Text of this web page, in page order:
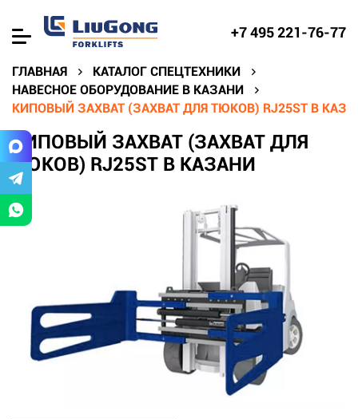
+7 495 221-76-77
ГЛАВНАЯ
КАТАЛОГ СПЕЦТЕХНИКИ
НАВЕСНОЕ ОБОРУДОВАНИЕ В КАЗАНИ
КИПОВЫЙ ЗАХВАТ (ЗАХВАТ ДЛЯ ТЮКОВ) RJ25ST В
КИПОВЫЙ ЗАХВАТ (ЗАХВАТ ДЛЯ
ТЮКОВ) RJ25ST В КАЗАНИ